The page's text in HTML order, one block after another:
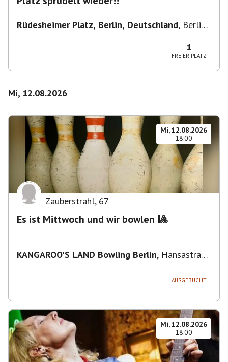
Rüdesheimer Platz, Berlin, Deutschland, Berlin-
1
FREIER PLATZ
Mi, 12.08.2026
Mi, 12.08.2026
18:00
Zauberstrahl, 67
Es ist Mittwoch und wir bowlen 🎱
KANGAROO'S LAND Bowling Berlin, Hansastraße
AUSGEBUCHT
Mi, 12.08.2026
18:00